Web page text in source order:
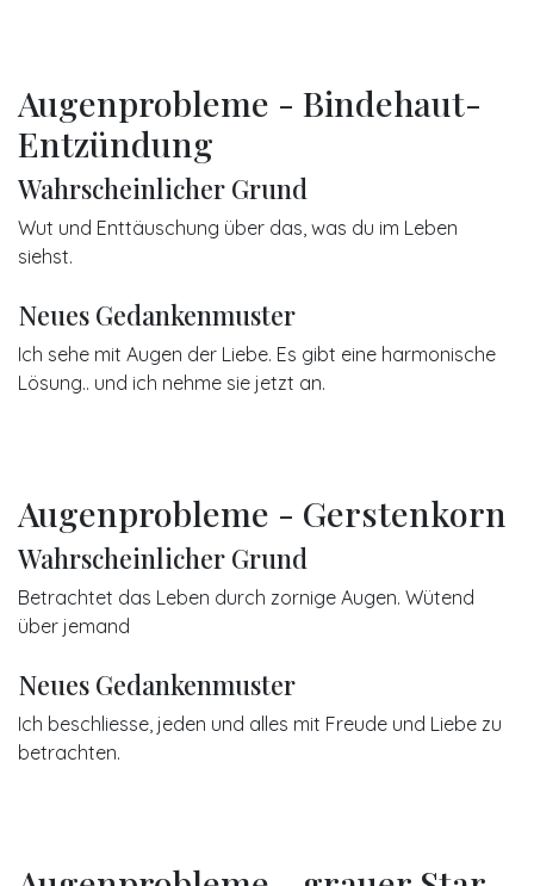
Augenprobleme - Bindehaut-
Entzündung
Wahrscheinlicher Grund
Wut und Enttäuschung über das, was du im Leben
siehst.
Neues Gedankenmuster
Ich sehe mit Augen der Liebe. Es gibt eine harmonische
Lösung.. und ich nehme sie jetzt an.
Augenprobleme - Gerstenkorn
Wahrscheinlicher Grund
Betrachtet das Leben durch zornige Augen. Wütend
über jemand
Neues Gedankenmuster
Ich beschliesse, jeden und alles mit Freude und Liebe zu
betrachten.